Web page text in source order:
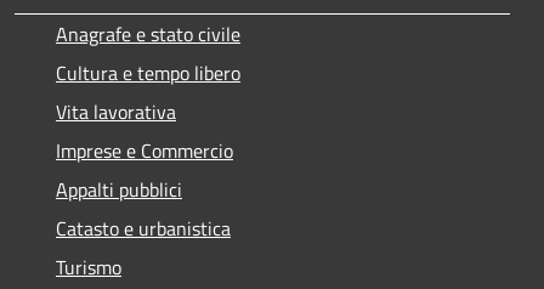
Anagrafe e stato civile
Cultura e tempo libero
Vita lavorativa
Imprese e Commercio
Appalti pubblici
Catasto e urbanistica
Turismo